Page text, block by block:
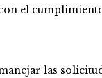
el
las